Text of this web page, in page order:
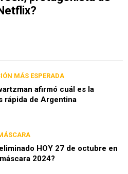
MÁS ESPERADA
afirmó cuál es la
rápida de Argentina
HOY 27 de octubre en
2024?